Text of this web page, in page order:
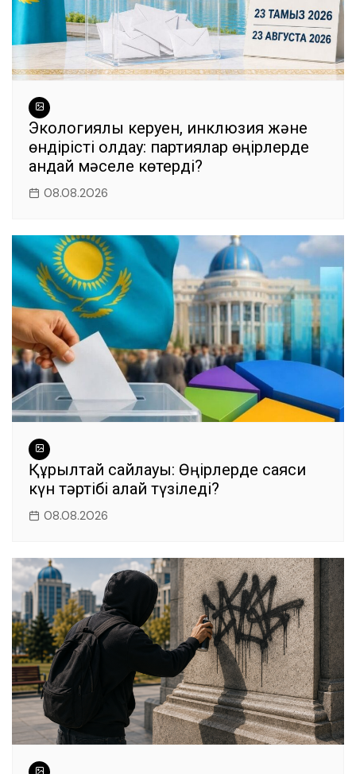
Экологиялық керуен, инклюзия және
өндірісті қолдау: партиялар өңірлерде
қандай мәселе көтерді?
08.08.2026
Құрылтай сайлауы: Өңірлерде саяси
күн тәртібі қалай түзіледі?
08.08.2026